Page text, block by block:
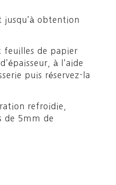
obtention
feuilles de papier
à l’aide
puis réservez-la
refroidie,
de 5mm de